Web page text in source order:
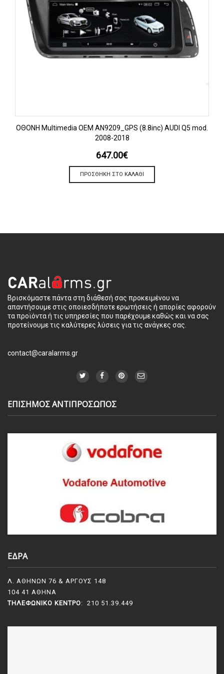
OΘΟΝΗ Multimedia OEM AN9209_GPS (8.8inc) AUDI Q5 mod.
2008-2018
647.00€
ΠΡΟΣΘΉΚΗ ΣΤΟ ΚΑΛΆΘΙ
Βρισκόμαστε πάντα στη διάθεσή σας προκειμένου να
απαντήσουμε στις οποιεσδήποτε ερωτήσεις ή απορίες αφορούν
τα προϊόντα ή τις υπηρεσίες που παρέχουμε καθώς και να σας
προτείνουμε τις καλύτερες λύσεις για τις ανάγκες σας.
contact@caralarms.gr
ΕΠΙΣΗΜΟΣ ΑΝΤΙΠΡΟΣΩΠΟΣ
ΕΔΡΑ
Λ. ΑΘΗΝΩΝ 76 & ΑΡΓΟΥΣ 148
104 41 ΑΘΗΝΑ
ΤΗΛΕΦΩΝΙΚΌ ΚΈΝΤΡΟ: 210 51.39.449